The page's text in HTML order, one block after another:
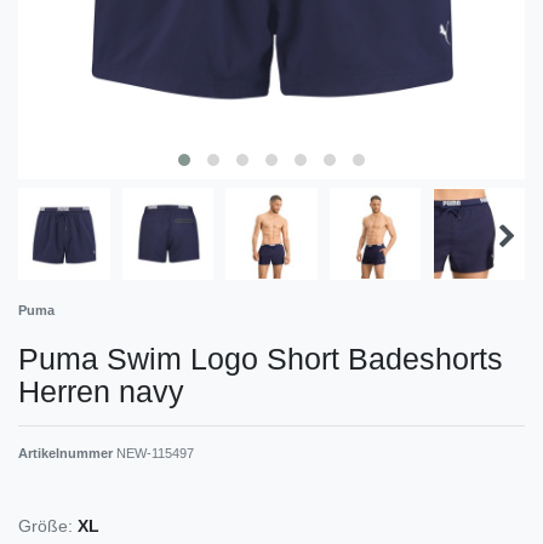
Puma
Puma Swim Logo Short Badeshorts
Herren navy
Artikelnummer NEW-115497
Größe: XL